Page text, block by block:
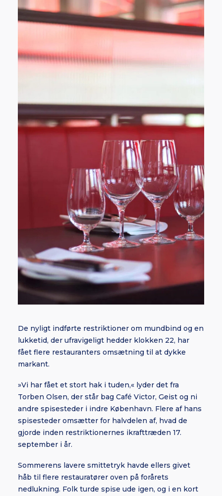
De nyligt indførte restriktioner om mundbind og en
lukketid, der ufravigeligt hedder klokken 22, har
fået flere restauranters omsætning til at dykke
markant.
»Vi har fået et stort hak i tuden,« lyder det fra
Torben Olsen, der står bag Café Victor, Geist og ni
andre spisesteder i indre København. Flere af hans
spisesteder omsætter for halvdelen af, hvad de
gjorde inden restriktionernes ikrafttræden 17.
september i år.
Sommerens lavere smittetryk havde ellers givet
håb til flere restauratører oven på forårets
nedlukning. Folk turde spise ude igen, og i en kort